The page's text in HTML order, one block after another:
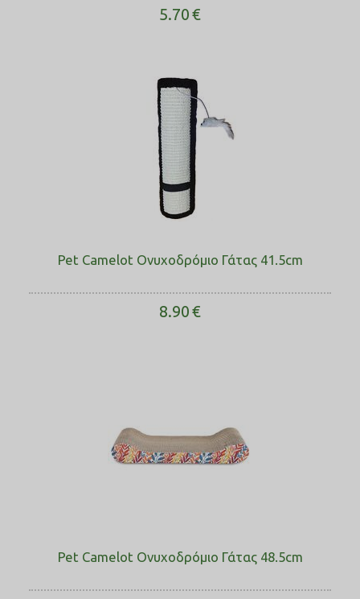
5.70€
Pet Camelot Ονυχοδρόμιο Γάτας 41.5cm
8.90€
Pet Camelot Ονυχοδρόμιο Γάτας 48.5cm